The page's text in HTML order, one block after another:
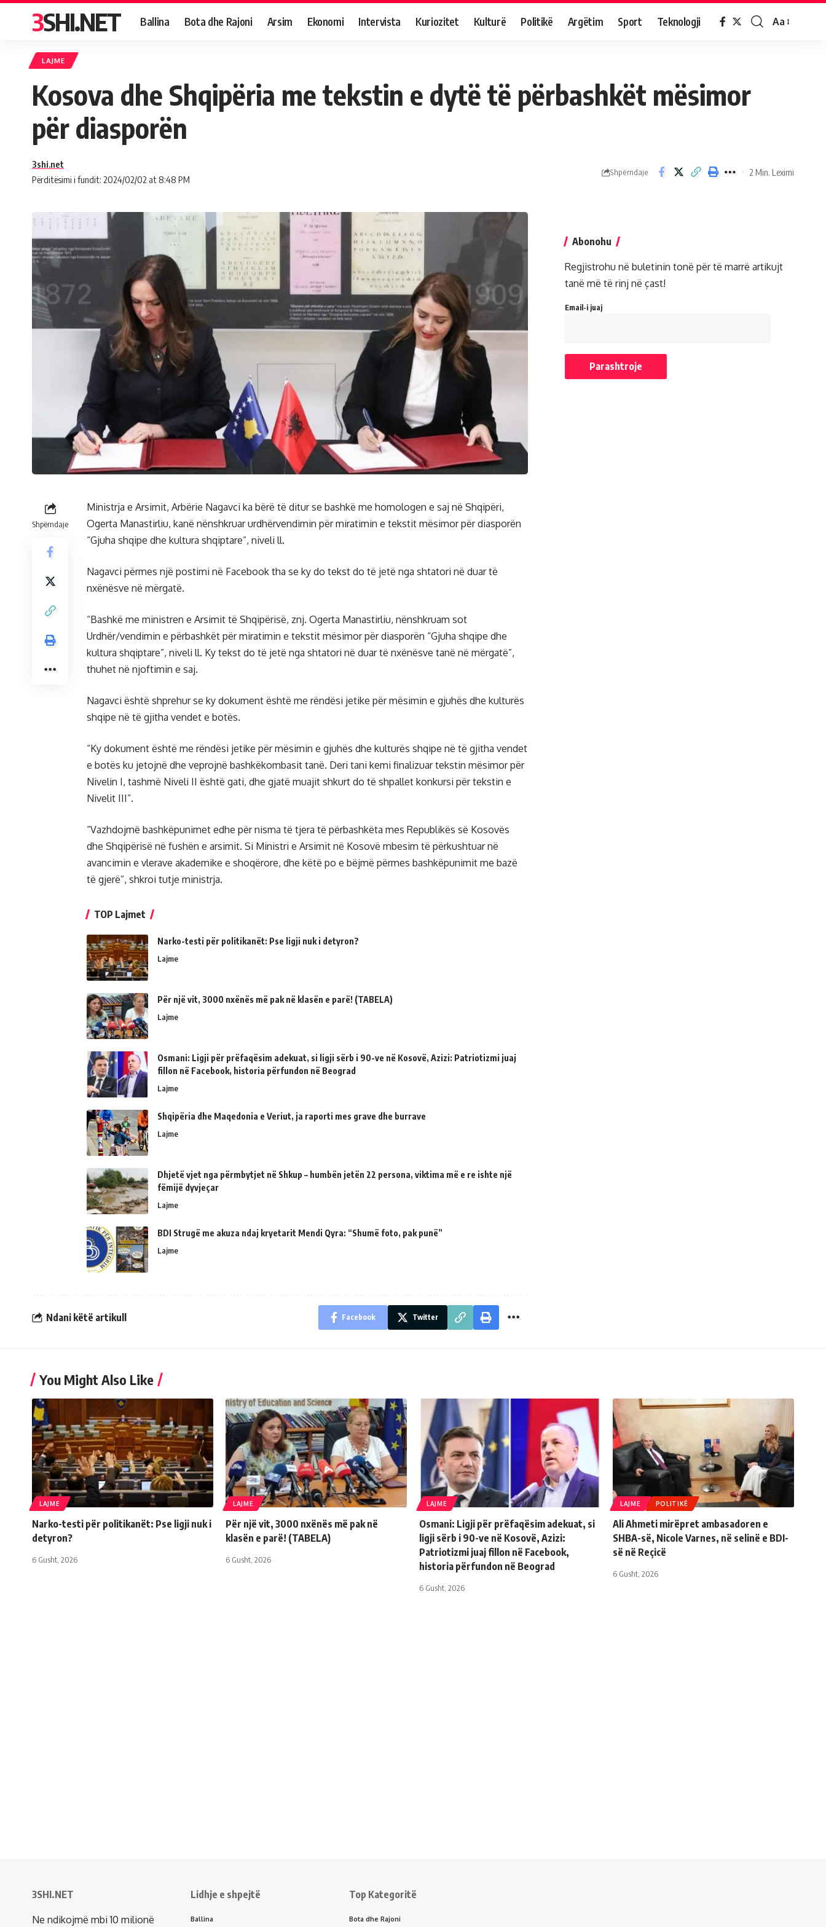
3SHI.NET Ballina Bota dhe Rajoni Arsim Ekonomi Intervista Kuriozitet Kulturë Politikë Argëtim Sport Teknologji Aa
LAJME
Kosova dhe Shqipëria me tekstin e dytë të përbashkët mësimor
për diasporën
Përditësimi i fundit: 2024/02/02 at 8:48 PM
3shi.net
Shpërndaje 2 Min. Leximi
Shpërndaje
Ministrja e Arsimit, Arbërie Nagavci ka bërë të ditur se bashkë me homologen e saj në Shqipëri,
Ogerta Manastirliu, kanë nënshkruar urdhërvendimin për miratimin e tekstit mësimor për diasporën
“Gjuha shqipe dhe kultura shqiptare”, niveli ll.
Nagavci përmes një postimi në Facebook tha se ky do tekst do të jetë nga shtatori në duar të
nxënësve në mërgatë.
“Bashkë me ministren e Arsimit të Shqipërisë, znj. Ogerta Manastirliu, nënshkruam sot
Urdhër/vendimin e përbashkët për miratimin e tekstit mësimor për diasporën “Gjuha shqipe dhe
kultura shqiptare”, niveli ll. Ky tekst do të jetë nga shtatori në duar të nxënësve tanë në mërgatë”,
thuhet në njoftimin e saj.
Nagavci është shprehur se ky dokument është me rëndësi jetike për mësimin e gjuhës dhe kulturës
shqipe në të gjitha vendet e botës.
“Ky dokument është me rëndësi jetike për mësimin e gjuhës dhe kulturës shqipe në të gjitha vendet
e botës ku jetojnë dhe veprojnë bashkëkombasit tanë. Deri tani kemi finalizuar tekstin mësimor për
Nivelin I, tashmë Niveli II është gati, dhe gjatë muajit shkurt do të shpallet konkursi për tekstin e
Nivelit III”.
“Vazhdojmë bashkëpunimet edhe për nisma të tjera të përbashkëta mes Republikës së Kosovës
dhe Shqipërisë në fushën e arsimit. Si Ministri e Arsimit në Kosovë mbesim të përkushtuar në
avancimin e vlerave akademike e shoqërore, dhe këtë po e bëjmë përmes bashkëpunimit me bazë
të gjerë”, shkroi tutje ministrja.
TOP Lajmet
Narko-testi për politikanët: Pse ligji nuk i detyron?
Lajme
Për një vit, 3000 nxënës më pak në klasën e parë! (TABELA)
Lajme
Osmani: Ligji për prëfaqësim adekuat, si ligji sërb i 90-ve në Kosovë, Azizi: Patriotizmi juaj
fillon në Facebook, historia përfundon në Beograd
Lajme
Shqipëria dhe Maqedonia e Veriut, ja raporti mes grave dhe burrave
Lajme
Dhjetë vjet nga përmbytjet në Shkup – humbën jetën 22 persona, viktima më e re ishte një
fëmijë dyvjeçar
Lajme
BDI Strugë me akuza ndaj kryetarit Mendi Qyra: “Shumë foto, pak punë”
Lajme
Ndani këtë artikull Facebook Twitter
Abonohu
Regjistrohu në buletinin tonë për të marrë artikujt
tanë më të rinj në çast!
Email-i juaj
You Might Also Like
LAJME
Narko-testi për politikanët: Pse ligji nuk i
detyron?
6 Gusht, 2026
LAJME
Për një vit, 3000 nxënës më pak në
klasën e parë! (TABELA)
6 Gusht, 2026
LAJME
Osmani: Ligji për prëfaqësim adekuat, si
ligji sërb i 90-ve në Kosovë, Azizi:
Patriotizmi juaj fillon në Facebook,
historia përfundon në Beograd
6 Gusht, 2026
LAJME POLITIKË
Ali Ahmeti mirëpret ambasadoren e
SHBA-së, Nicole Varnes, në selinë e BDI-
së në Reçicë
6 Gusht, 2026
3SHI.NET
Ne ndikojmë mbi 10 milionë
Lidhje e shpejtë
Ballina
Top Kategoritë
Bota dhe Rajoni